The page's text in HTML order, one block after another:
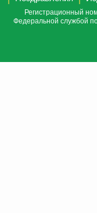
Регистрационный
Федеральной службой